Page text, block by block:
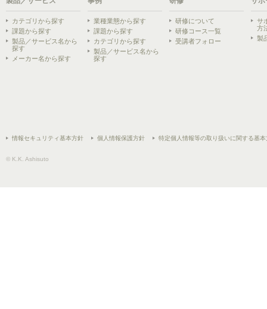
カテゴリから探す
課題から探す
製品／サービス名から
探す
メーカー名から探す
業種業態から探す
課題から探す
カテゴリから探す
製品／サービス名から
探す
研修について
研修コース一覧
受講者フォロー
サ
方
製
情報セキュリティ基本方針 個人情報保護方針 特定個人情報等の取り扱いに関する基本
© K.K. Ashisuto